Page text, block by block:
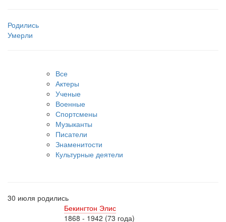
Родились
Умерли
Все
Актеры
Ученые
Военные
Спортсмены
Музыканты
Писатели
Знаменитости
Культурные деятели
30 июля родились
Бекингтон Элис
1868 - 1942 (73 года)